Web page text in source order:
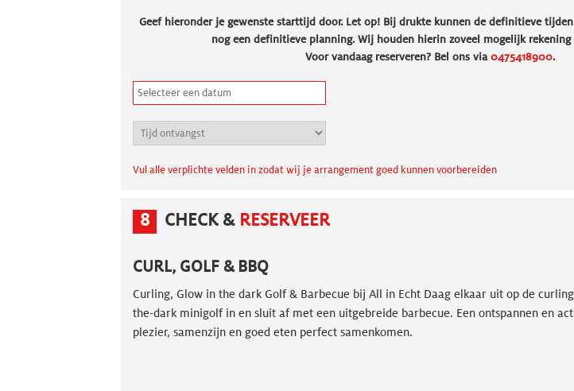
Geef hieronder je gewenste starttijd door. Let op! Bij drukte kunnen de definitieve
nog een definitieve planning. Wij houden hierin zoveel mogelijk rekening
Voor vandaag reserveren? Bel ons via0475418900.
Vul alle verplichte velden in zodat wij je arrangement goed kunnen voorbereiden
8 CHECK & RESERVEER
CURL, GOLF & BBQ
Curling, Glow in the dark Golf & Barbecue bij All in Echt Daag elkaar uit op de
the-dark minigolf in en sluit af met een uitgebreide barbecue. Een ontspannen en
plezier, samenzijn en goed eten perfect samenkomen.